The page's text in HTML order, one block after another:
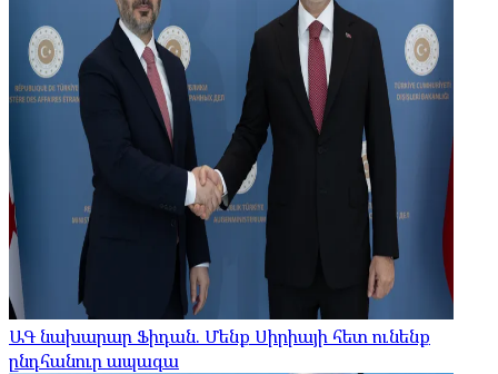
ԱԳ նախարար Ֆիդան. Մենք Սիրիայի հետ ունենք
ընդհանուր ապագա